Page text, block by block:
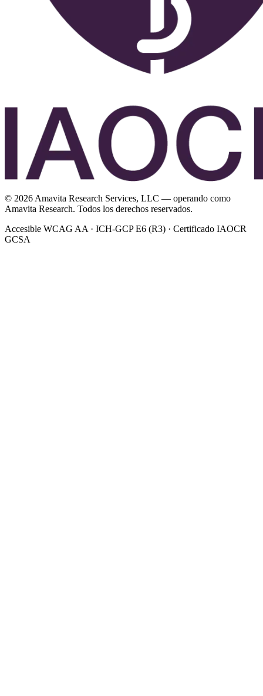
© 2026 Amavita Research Services, LLC — operando como
Amavita Research. Todos los derechos reservados.
Accesible WCAG AA · ICH-GCP E6 (R3) · Certificado IAOCR
GCSA